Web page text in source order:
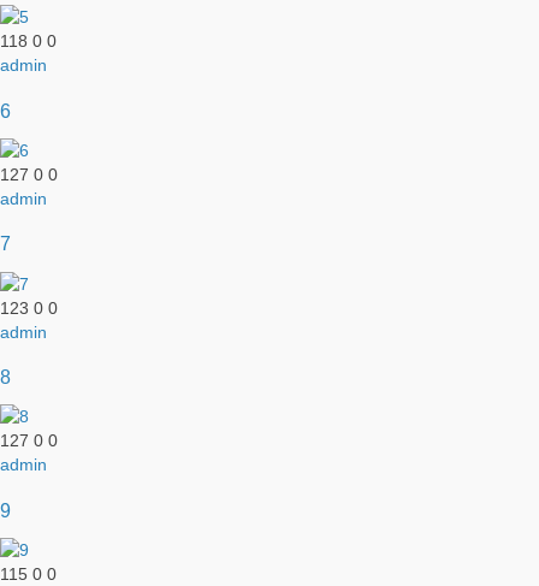
118 0 0
admin
6
127 0 0
admin
7
123 0 0
admin
8
127 0 0
admin
9
115 0 0